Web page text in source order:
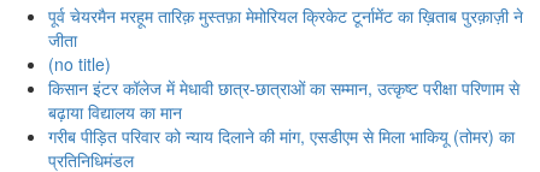
पूर्व चेयरमैन मरहूम तारिक़ मुस्तफ़ा मेमोरियल क्रिकेट टूर्नामेंट का ख़िताब पुरक़ाज़ी ने
जीता
(no title)
किसान इंटर कॉलेज में मेधावी छात्र-छात्राओं का सम्मान, उत्कृष्ट परीक्षा परिणाम से
बढ़ाया विद्यालय का मान
गरीब पीड़ित परिवार को न्याय दिलाने की मांग, एसडीएम से मिला भाकियू (तोमर) का
प्रतिनिधिमंडल